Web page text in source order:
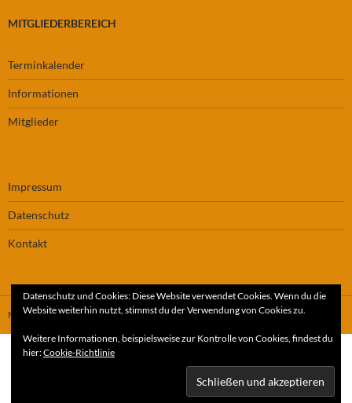
MITGLIEDERBEREICH
Terminkalender
Informationen
Mitglieder
Impressum
Datenschutz
Kontakt
Mit Stolz präsentiert von WordPress
Datenschutz und Cookies: Diese Website verwendet Cookies. Wenn du die
Website weiterhin nutzt, stimmst du der Verwendung von Cookies zu.
Weitere Informationen, beispielsweise zur Kontrolle von Cookies, findest du
hier:Cookie-Richtlinie